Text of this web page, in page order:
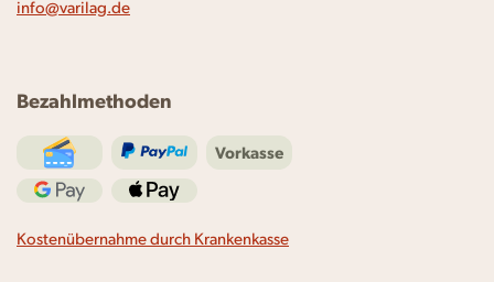
info@varilag.de
Bezahlmethoden
Vorkasse
Kostenübernahme durch Krankenkasse